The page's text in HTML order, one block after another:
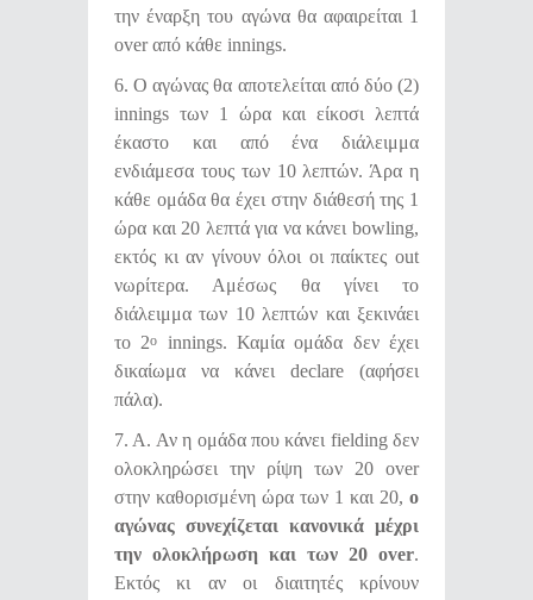
την έναρξη του αγώνα θα αφαιρείται 1
over από κάθε innings.
6. Ο αγώνας θα αποτελείται από δύο (2)
innings των 1 ώρα και είκοσι λεπτά
έκαστο και από ένα διάλειμμα
ενδιάμεσα τους των 10 λεπτών. Άρα η
κάθε ομάδα θα έχει στην διάθεσή της 1
ώρα και 20 λεπτά για να κάνει bowling,
εκτός κι αν γίνουν όλοι οι παίκτες out
νωρίτερα. Αμέσως θα γίνει το
διάλειμμα των 10 λεπτών και ξεκινάει
το 2ο
innings. Καμία ομάδα δεν έχει
δικαίωμα να κάνει declare (αφήσει
πάλα).
7. Α. Αν η ομάδα που κάνει fielding δεν
ολοκληρώσει την ρίψη των 20 over
στην καθορισμένη ώρα των 1 και 20, ο
αγώνας συνεχίζεται κανονικά μέχρι
την ολοκλήρωση και των 20 over.
Εκτός κι αν οι διαιτητές κρίνουν